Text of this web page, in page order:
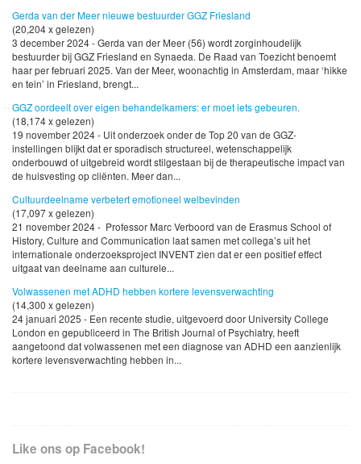
Gerda van der Meer nieuwe bestuurder GGZ Friesland
(20,204 x gelezen)
3 december 2024 - Gerda van der Meer (56) wordt zorginhoudelijk
bestuurder bij GGZ Friesland en Synaeda. De Raad van Toezicht benoemt
haar per februari 2025. Van der Meer, woonachtig in Amsterdam, maar ‘hikke
en tein’ in Friesland, brengt...
GGZ oordeelt over eigen behandelkamers: er moet iets gebeuren.
(18,174 x gelezen)
19 november 2024 - Uit onderzoek onder de Top 20 van de GGZ-
instellingen blijkt dat er sporadisch structureel, wetenschappelijk
onderbouwd of uitgebreid wordt stilgestaan bij de therapeutische impact van
de huisvesting op cliënten. Meer dan...
Cultuurdeelname verbetert emotioneel welbevinden
(17,097 x gelezen)
21 november 2024 - Professor Marc Verboord van de Erasmus School of
History, Culture and Communication laat samen met collega’s uit het
internationale onderzoeksproject INVENT zien dat er een positief effect
uitgaat van deelname aan culturele...
Volwassenen met ADHD hebben kortere levensverwachting
(14,300 x gelezen)
24 januari 2025 - Een recente studie, uitgevoerd door University College
London en gepubliceerd in The British Journal of Psychiatry, heeft
aangetoond dat volwassenen met een diagnose van ADHD een aanzienlijk
kortere levensverwachting hebben in...
Like ons op Facebook!